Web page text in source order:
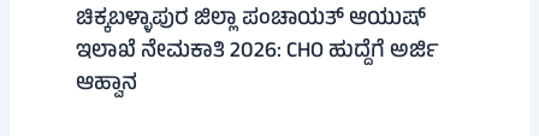
ಚಿಕ್ಕಬಳ್ಳಾಪುರ ಜಿಲ್ಲಾ ಪಂಚಾಯತ್ ಆಯುಷ್
ಇಲಾಖೆ ನೇಮಕಾತಿ 2026: CHO ಹುದ್ದೆಗೆ ಅರ್ಜಿ
ಆಹ್ವಾನ